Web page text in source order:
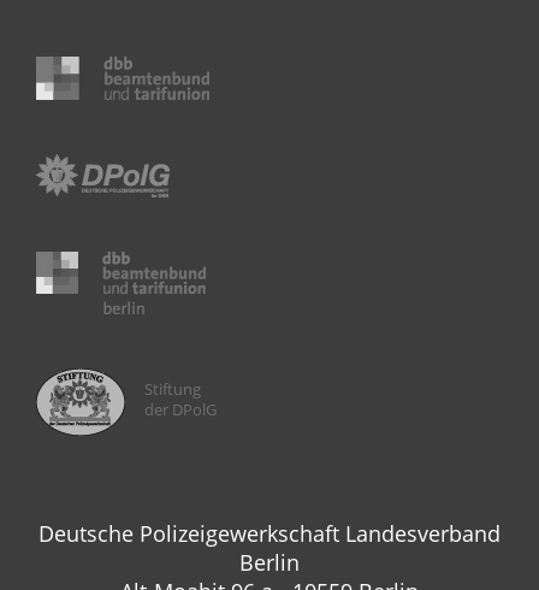
Stiftung
der DPolG
Deutsche Polizeigewerkschaft Landesverband
Berlin